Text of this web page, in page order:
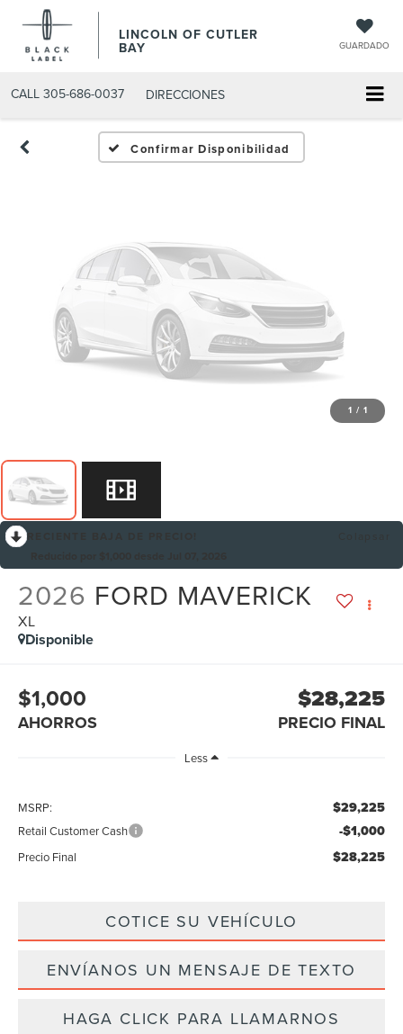
LINCOLN OF CUTLER
BAY GUARDADO
CALL 305-686-0037 DIRECCIONES
Confirmar Disponibilidad
Fotos No
Disponibles
Por favor, revise luego
1 / 1
2026 FORD MAVERICK
XL
Disponible
$1,000
AHORROS
$28,225
PRECIO FINAL
Less
MSRP: $29,225
Retail Customer Cash -$1,000
Precio Final $28,225
COTICE SU VEHÍCULO
ENVÍANOS UN MENSAJE DE TEXTO
HAGA CLICK PARA LLAMARNOS